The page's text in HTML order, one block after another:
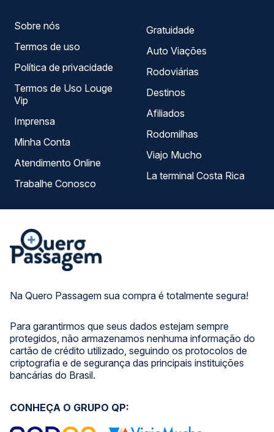
Na Quero Passagem sua compra é totalmente segura!
Para garantirmos que seus dados estejam sempre
protegidos, não armazenamos nenhuma informação do
cartão de crédito utilizado, seguindo os protocolos de
criptografia e de segurança das principais instituições
bancárias do Brasil.
Sobre nós
Termos de uso
Política de privacidade
Termos de Uso Louge
Vip
Imprensa
Minha Conta
Atendimento Online
Trabalhe Conosco
Gratuidade
Auto Viações
Rodoviárias
Destinos
Afiliados
Rodomilhas
Viajo Mucho
La terminal Costa Rica
CONHEÇA O GRUPO QP: